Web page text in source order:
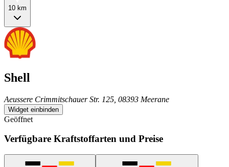
10 km
Shell
Aeussere Crimmitschauer Str. 125, 08393 Meerane
Widget einbinden
Geöffnet
Verfügbare Kraftstoffarten und Preise